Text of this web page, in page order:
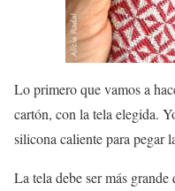
Lo primero que vamos a
cartón, con la tela elegida.
silicona caliente para pegar
La tela debe ser más